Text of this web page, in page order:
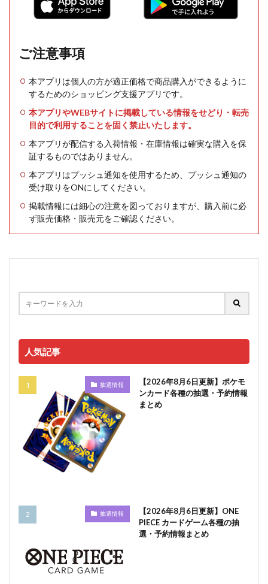
ご注意事項
本アプリは個人の方が適正価格で商品購入ができるように
するためのショッピング支援アプリです。
本アプリやWEBサイトに掲載している情報をせどり・転売
目的で利用することを固く禁止いたします。
本アプリが配信する入荷情報・在庫情報は確実な購入を保
証するものではありません。
本アプリはプッシュ通知を使用するため、プッシュ通知の
受け取りをONにしてください。
掲載情報には細心の注意を図っておりますが、購入前に必
ず販売価格・販売元をご確認ください。
人気記事
抽選情報
【2026年8月6日更新】ポケモ
ンカード各種の抽選・予約情報
まとめ
抽選情報
【2026年8月6日更新】ONE
PIECE カードゲーム各種の抽
選・予約情報まとめ